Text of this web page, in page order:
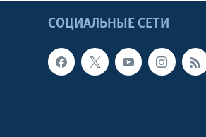
СОЦИАЛЬНЫЕ СЕТИ